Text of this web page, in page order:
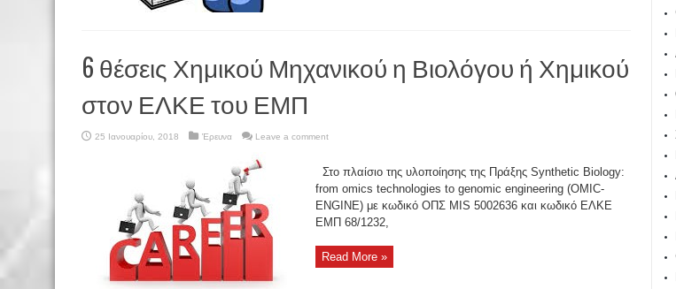
6 θέσεις Χημικού Μηχανικού η Βιολόγου ή Χημικού
στον ΕΛΚΕ του ΕΜΠ
25 Ιανουαρίου, 2018 Έρευνα Leave a comment
Στο πλαίσιο της υλοποίησης της Πράξης Synthetic Biology:
from omics technologies to genomic engineering (OMIC-
ENGINE) με κωδικό ΟΠΣ MIS 5002636 και κωδικό ΕΛΚΕ
ΕΜΠ 68/1232,
Read More »